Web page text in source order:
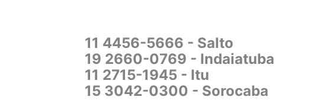
11 4456-5666 - Salto
19 2660-0769 - Indaiatuba
11 2715-1945 - Itu
15 3042-0300 - Sorocaba